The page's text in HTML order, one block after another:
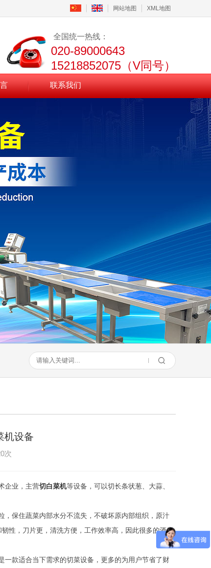
网站地图 XML地图
全国统一热线：
020-89000643
15218852075（V同号）
联系我们
机设备
次
企业，主营切白菜机等设备，可以切长条状葱、大蒜、
保住蔬菜内部水分不流失，不破坏原内部组织，原汁
性，刀片更，清洗方便，工作效率高，因此很多的酒店
款适合当下需求的切菜设备，更多的为用户节省了财